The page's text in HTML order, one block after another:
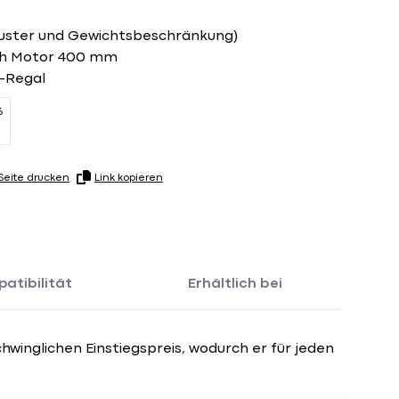
und Gewichtsbeschränkung)
Motor 400 mm
drucken Link kopieren
Erhältlich bei
Einstiegspreis, wodurch er für jeden